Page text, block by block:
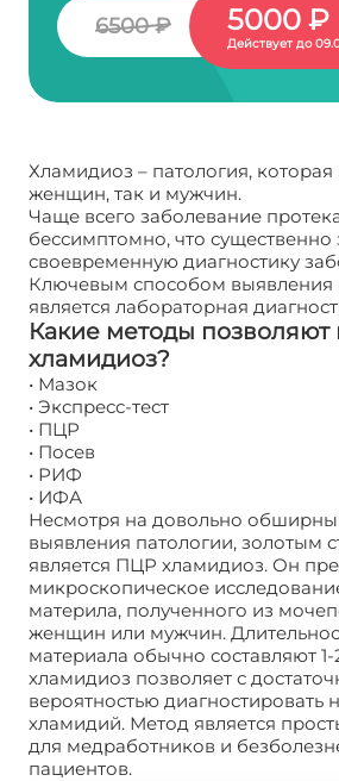
6500 ₽ 5000 ₽
Действует до
Хламидиоз – патология, которая
женщин, так и мужчин.
Чаще всего заболевание
бессимптомно, что существенно
своевременную диагностику
Ключевым способом выявления
является лабораторная
Какие методы позволяют
хламидиоз?
• Мазок
• Экспресс-тест
• ПЦР
• Посев
• РИФ
• ИФА
Несмотря на довольно
выявления патологии, золотым
является ПЦР хламидиоз. Он
микроскопическое
материла, полученного из
женщин или мужчин.
материала обычно составляют
хламидиоз позволяет с
вероятностью диагностировать
хламидий. Метод является
для медработников и
пациентов.